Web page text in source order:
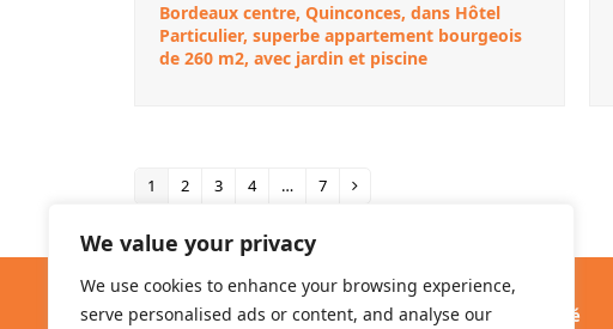
We value your privacy
We use cookies to enhance your browsing experience,
serve personalised ads or content, and analyse our
Bordeaux centre, Quinconces, dans Hôtel
Particulier, superbe appartement bourgeois
de 260 m2, avec jardin et piscine
1 2 3 4 … 7
4 avenue de la Réousse
Expert Agréé